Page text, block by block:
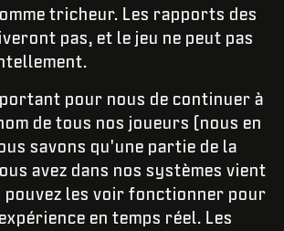
tricheur. Les rapports des
pas, et le jeu ne peut pas
pour nous de continuer à
de tous nos joueurs (nous en
savons qu'une partie de la
avez dans nos systèmes vient
pouvez les voir fonctionner pour
en temps réel. Les